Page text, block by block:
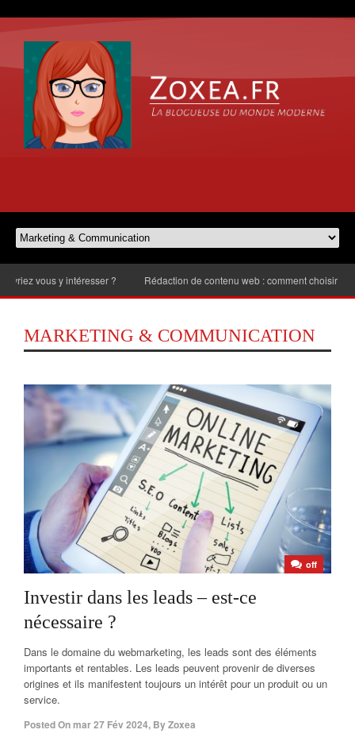
? Rédaction de contenu web : comment choisir le nombre de mots ?
MARKETING & COMMUNICATION
off
Investir dans les leads – est-ce
nécessaire ?
Dans le domaine du webmarketing, les leads sont des éléments
importants et rentables. Les leads peuvent provenir de diverses
origines et ils manifestent toujours un intérêt pour un produit ou un
service.
Posted Onmar 27 Fév 2024, ByZoxea